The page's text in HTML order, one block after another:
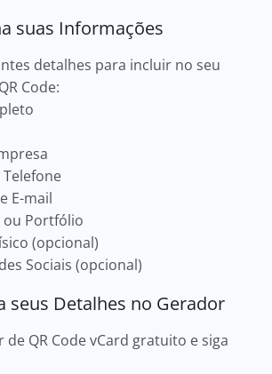
suas Informações
detalhes para incluir no seu
Code:
E-mail
ou Portfólio
(opcional)
Sociais (opcional)
seus Detalhes no Gerador
de QR Code vCard gratuito e siga